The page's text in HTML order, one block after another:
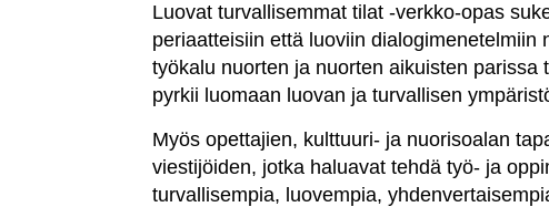
Luovat turvallisemmat tilat -verkko-opas
periaatteisiin että luoviin
työkalu nuorten ja nuorten aikuisten
pyrkii luomaan luovan ja turvallisen
Myös opettajien, kulttuuri- ja nuorisoalan
viestijöiden, jotka haluavat tehdä työ- ja
turvallisempia, luovempia,